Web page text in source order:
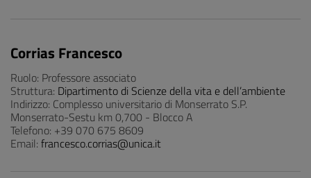
Corrias Francesco
Ruolo: Professore associato
Struttura: Dipartimento di Scienze della vita e dell’ambiente
Indirizzo: Complesso universitario di Monserrato S.P.
Monserrato-Sestu km 0,700 - Blocco A
Telefono: +39 070 675 8609
Email: francesco.corrias@unica.it